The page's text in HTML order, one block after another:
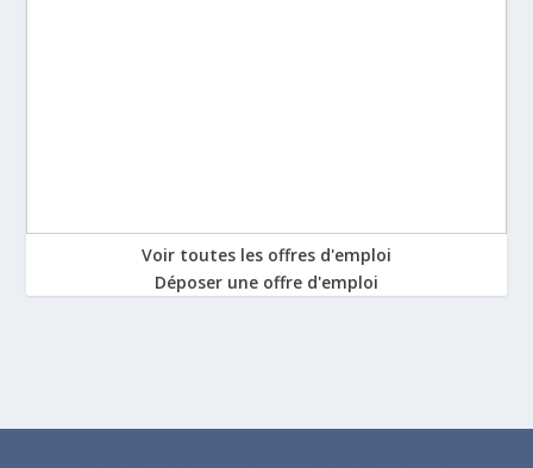
Voir toutes les offres d'emploi
Déposer une offre d'emploi